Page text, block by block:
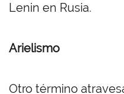
Lenin en Rusia.
Arielismo
Otro término